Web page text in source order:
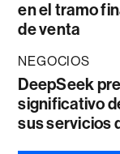
en el tramo
de venta
NEGOCIOS
DeepSeek
significativo
sus servicios